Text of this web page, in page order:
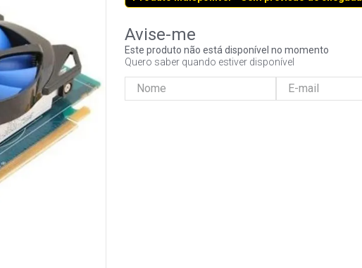
Este produto não está disponível no momento
Quero saber quando estiver disponível